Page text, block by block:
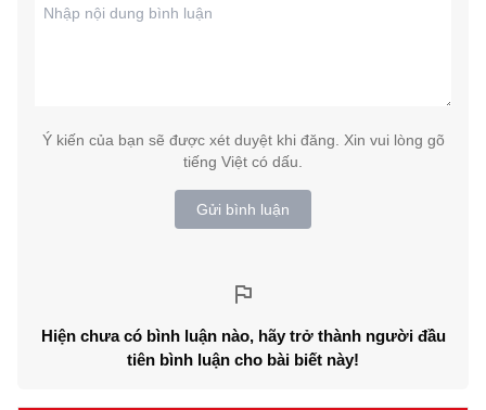
Ý kiến của bạn sẽ được xét duyệt khi đăng. Xin vui lòng gõ
tiếng Việt có dấu.
Gửi bình luận
Hiện chưa có bình luận nào, hãy trở thành người đầu
tiên bình luận cho bài biết này!